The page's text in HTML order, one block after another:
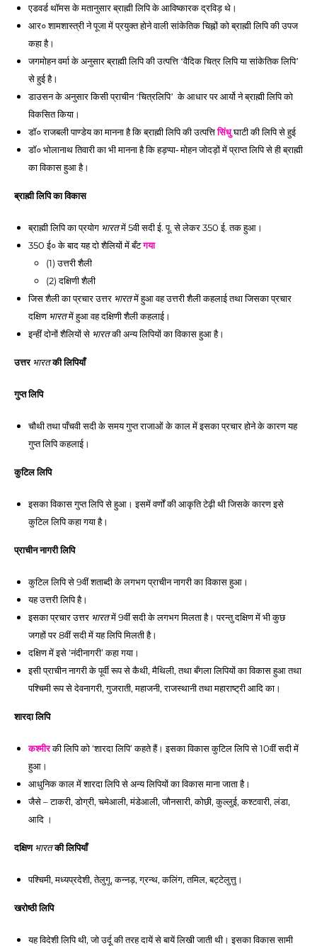
एडवर्ड थॉमस के मतानुसार ब्राह्मी लिपि के आविष्कारक द्रविड़ थे।
आर० शामशास्त्री ने पूजा में प्रयुक्त होने वाली सांकेतिक चिह्नों को ब्राह्मी लिपि की उपज
कहा है।
जगमोहन वर्मा के अनुसार ब्राह्मी लिपि की उत्पत्ति ‘वैदिक चित्र लिपि या सांकेतिक लिपि’
से हुई है।
डाउसन के अनुसार किसी प्राचीन ‘चित्रलिपि’  के आधार पर आर्यो ने ब्राह्मी लिपि को
विकसित किया।
डॉ० राजबली पाण्डेय का मानना है कि ब्राह्मी लिपि की उत्पत्ति सिंधु घाटी की लिपि से हुई
डॉ० भोलानाथ तिवारी का भी मानना है कि हड़प्पा- मोहन जोदड़ों में प्राप्त लिपि से ही ब्राह्मी
का विकास हुआ है।
ब्राह्मी लिपि का विकास
ब्राह्मी लिपि का प्रयोग भारत में 5वी सदी ई. पू. से लेकर 350 ई. तक हुआ।
350 ई० के बाद यह दो शैलियों में बँट गया
(1) उत्तरी शैली
(2) दक्षिणी शैली
जिस शैली का प्रचार उत्तर भारत में हुआ वह उत्तरी शैली कहलाई तथा जिसका प्रचार
दक्षिण भारत में हुआ वह दक्षिणी शैली कहलाई।
इन्हीं दोनों शैलियों से भारत की अन्य लिपियों का विकास हुआ है।
उत्तर भारत की लिपियाँ
गुप्त लिपि
चौथी तथा पाँचवी सदी के समय गुप्त राजाओं के काल में इसका प्रचार होने के कारण यह
गुप्त लिपि कहलाई।
कुटिल लिपि
इसका विकास गुप्त लिपि से हुआ। इसमें वर्णों की आकृति टेढ़ी थी जिसके कारण इसे
कुटिल लिपि कहा गया है।
प्राचीन नागरी लिपि
कुटिल लिपि से 9वीं शताब्दी के लगभग प्राचीन नागरी का विकास हुआ।
यह उत्तरी लिपि है।
इसका प्रचार उत्तर भारत में 9वीं सदी के लगभग मिलता है। परन्तु दक्षिण में भी कुछ
जगहों पर 8वीं सदी में यह लिपि मिलती है।
दक्षिण में इसे ‘नंदीनागरी’ कहा गया।
इसी प्राचीन नागरी के पूर्वी रूप से कैथी, मैथिली, तथा बँगला लिपियों का विकास हुआ तथा
पश्चिमी रूप से देवनागरी, गुजराती, महाजनी, राजस्थानी तथा महाराष्ट्री आदि का।
शारदा लिपि
कश्मीर की लिपि को ‘शारदा लिपि’ कहते हैं। इसका विकास कुटिल लिपि से 10वीं सदी में
हुआ।
आधुनिक काल में शारदा लिपि से अन्य लिपियों का विकास माना जाता है।
जैसे – टाकरी, डोग्री, चमेआली, मंडेआली, जौनसारी, कोछी, कुल्लुई, कश्टवारी, लंडा,
आदि ।
दक्षिण भारत की लिपियाँ
पश्चिमी, मध्यप्रदेशी, तेलुगू, कन्नड़, ग्रन्थ, कलिंग, तमिल, बट्टेलुत्तु।
खरोष्ठी लिपि
यह विदेशी लिपि थी, जो उर्दू की तरह दायें से बायें लिखी जाती थी। इसका विकास सामी